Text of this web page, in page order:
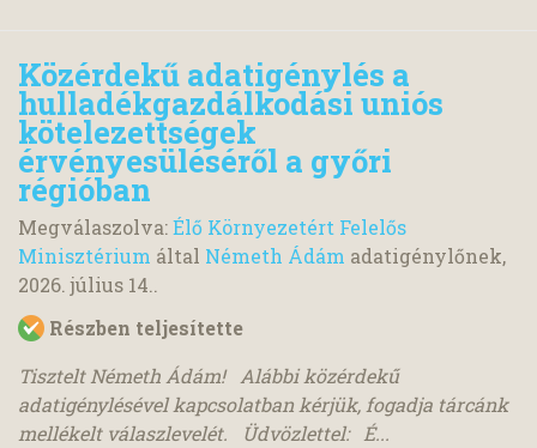
Közérdekű adatigénylés a
hulladékgazdálkodási uniós
kötelezettségek
érvényesüléséről a győri
régióban
Megválaszolva:Élő Környezetért Felelős
Minisztérium által Németh Ádám adatigénylőnek,
2026. július 14..
Részben teljesítette
Tisztelt Németh Ádám! Alábbi közérdekű
adatigénylésével kapcsolatban kérjük, fogadja tárcánk
mellékelt válaszlevelét. Üdvözlettel: É...